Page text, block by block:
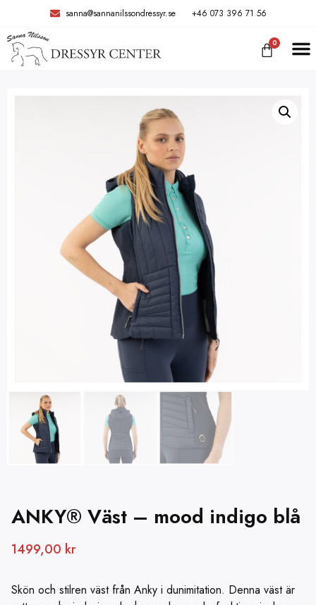
sanna@sannanilssondressyr.se +46 073 396 71 56
0
ANKY® Väst – mood indigo blå
1499,00 kr
Skön och stilren väst från Anky i dunimitation. Denna väst är